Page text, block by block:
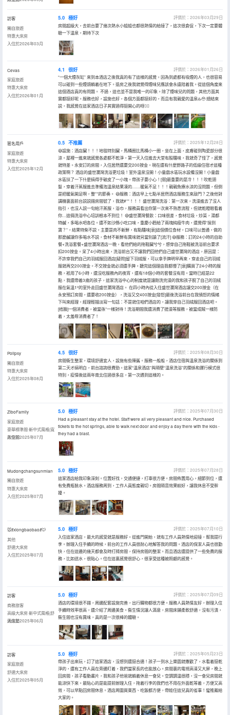
訪客
獨自旅遊
特惠大床房
入住於2026年03月
5.0 極好
評價於：2026年03月29日
房間超級大，去前台要了幾次熱水小姐姐也都很熱情的給接了，這次很倉促，下次一定要體
驗一下温泉，期待下次
Cevas
家庭旅遊
特惠大床房
入住於2026年01月
4.1 很好
評價於：2026年01月26日
“一個大煙灰缸” 來到本酒店之後我真的有了這樣的感覺，因為到處都有吸煙的人，也很容易
可以碰到一些煙頭躺着在地下。退房之後我就覺得煙味兒應該會永遠陪着我。從這個角度來
這個酒店真的有問題。 不過，這也並不是我唯一的印象。除了煙味兒的問題，其他方面其
實都挺好呢。服務也好，設施也好，各個方面都挺好的，而且有我親愛的温泉♨️🥹 總結來
説，我感覺在這家酒店日子其實過得挺開心的呀👍🏻
匿名用戶
家庭旅遊
特惠大床房
入住於2025年12月
0.5 不推薦
評價於：2025年12月28日
😅設施：酒店臟！！！地毯特別臟，馬桶圈比馬桶小一圈，坐在上面，皮膚碰到陶瓷部分很
涼。屋裡一進來就感覺各處都不乾淨，第一天入住進去大堂有股騷味，我就奇了怪了，感覺
就特差。永安訂的房間，入住居然還要交200按金。現在還有什麼野路子的低級住宿才這種
政策啊？ 酒店的盛世瀾灣洗浴更垃圾！室外温泉沒開！小童戲水區玩水設備沒開！小童戲
水區扶了一下什麼搞得手破皮了一小塊。帶孩子要小心！[弱]最重要的是冷！！！吹乾頭
髮，穿着汗蒸服進去準備泡温泉結果凍的……暖氣不足！！！親親魚療水涼的沒問題，但倒
是把暖氣開足啊，整**的節奏。 😅服務：酒店早上七點半居然酒店服務生來敲門？之後他對
講機裏面前台説説錯房間號了，我就#**！！！ 盛世瀾灣洗浴：第一次來，洗澡進去了沒人
指引，也沒人説一句給汗蒸服，浴巾，服務員看出你第一次來不熟悉流程，但就乾瞪眼看着
你…這倆洗浴中心培訓根本不到位！ 😅盛世瀾灣餐飲：口味很差，食材垃圾，炒菜，湯都
特鹹，多喝水吧各位。還不如沙縣小吃口味，重慶小麪給了兩塊純瘦牛肉，還覺得“撿到
寶？”，結果特柴不説，主要是肉不新鮮，有點騷味[衰]這個價位食材，口味可以普通，做的
那麼鹹讓你多喝水不説，食材不新鮮有異味就另當別論了[流汗] 😅服務：訂的24小時的自助
餐+洗浴套餐+盛世瀾灣酒店一晚，看他們給的拖鞋臟兮兮，想穿自己拖鞋被洗浴前台要求
扣200按金。呆了4小時出來，洗浴前台又不讓我們回他們自己盛世瀾灣的酒店，原因是：
不許穿我們自己的羽絨服回酒店[疑問]留下羽絨服，可以拿手牌明早再來，穿走自己的羽絨
服就再交200按金。不交按金就必須還手牌。聽完這個理由我都懵了[衰]購買了24小時的服
務，衹用了6小時，還沒吃服務內的夜宵，還有18個小時的套餐沒有用。當時已經是22
點，我還帶着3歲的孩子，這家洗浴中心的制度就是讓剛洗完澡的我和孩子脱了自己的羽絨
服在氣温1º的室外走回盛世瀾灣酒店。 在四小時內從入住盛世瀾灣酒店讓交200按金（在
永安預訂房間，還要收200按金），洗浴又交400按金[發怒]最後洗浴前台在我憤怒的情緒
下叫來經理，經理輕描淡寫一句話：不是就住咱們酒店的，讓我穿自己羽絨服回酒店吧。
[捂臉]一個消費者，被當孫*一樣對待！洗浴期間我還消費了搓澡等服務，被當成賊一樣防
着，太羞辱消費者了！
Polipsy
獨自旅遊
特惠大床房
入住於2025年08月
4.5 很好
評價於：2025年08月30日
房間衞生整潔，環境舒適宜人，設施有些陳舊。服務一般般，酒店住宿與温泉洗浴的關係到
第二天才搞明白，前台諮詢很費勁。這家“温泉酒店”與隔壁“温泉洗浴”的關係和運行模式很
特別，疫情後這兩年南北住過很多店，第一次遇到這樣的。
ZiboFamily
家庭旅遊
豪華標準間·新中式風格|寬
敞空間
入住於2025年07月
5.0 極好
評價於：2025年07月30日
Had a pleasant stay at the hotel. Staff were all very pleasant and nice. Purchased
tickets to the hot springs, able to walk next door and enjoy a day there with the kids -
they had a blast.
Mudongchangsunmian
獨自旅遊
特惠大床房
入住於2025年07月
5.0 極好
評價於：2025年07月28日
這家酒店給我印象深刻。位置好找，交通便捷，打車很方便。房間佈置用心，細節到位，還
有免費瓶裝水。酒店服務周到，工作人員態度親切。房間隔音效果較好，讓我休息不受幹
擾。
🐭💃xiongbaobao💃🐭
其他
舒適大床房
入住於2025年07月
5.0 極好
評價於：2025年07月10日
入住這家酒店，最大的感受就是服務好。從進門開始，就有工作人員熱情地迎接，幫我提行
李。辦理入住手續的時候，前台的工作人員很耐心地解答我的問題。酒店的保潔人員也很勤
快，住在這邊的幾天都會及時打掃房間，保持房間的整潔。而且酒店還提供了一些免費的服
務，比如送水，很貼心。住在這裏感覺很舒心，很享受這種被照顧的感覺。
訪客
商務旅客
高級大床房·新中式風格|舒
適床墊
入住於2025年06月
5.0 極好
評價於：2025年07月09日
酒店的環境很不錯，周邊配套設施完善，出行購物都很方便。服務人員熱情友好，辦理入住
手續時效率很高，還介紹了周邊美食。衞生情況讓人滿意，房間床鋪柔軟舒適，沒有污漬，
衞生間也沒有異味，真的是一次很棒的體驗。
訪客
家庭旅遊
舒適大床房
入住於2025年05月
5.0 極好
評價於：2025年05月23日
帶孩子出來玩，訂了這家酒店，沒想到還挺合適！孩子一到水上樂園就撒歡了，水看着挺乾
淨的，還有工作人員在旁邊盯着，我們當家長的也能放心。房間裏的電視高清又大屏，晚上
回房間，孩子看動畫片，我和孩子他爸就躺着休息一會兒。空調調温很穩，沒一會兒房間就
能涼快下來。最貼心的是能提前辦理入住，拖着行李的我們也不用在外面乾等着，方便又高
效，可以早點回房間休息。酒店周圍買東西、吃飯都方便，帶娃住這兒真的省事！蠻推薦給
大家的。